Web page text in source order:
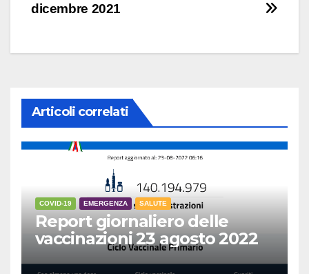
dicembre 2021
Articoli correlati
COVID-19 EMERGENZA SALUTE
Report giornaliero delle
vaccinazioni 23 agosto 2022